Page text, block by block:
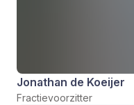
Jonathan de Koeijer
Fractievoorzitter